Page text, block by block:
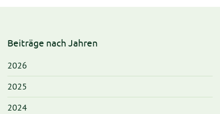
Beiträge nach Jahren
2026
2025
2024